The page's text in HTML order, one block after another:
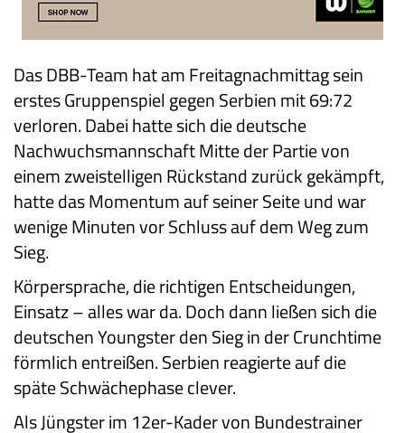
Das DBB-Team hat am Freitagnachmittag sein
erstes Gruppenspiel gegen Serbien mit 69:72
verloren. Dabei hatte sich die deutsche
Nachwuchsmannschaft Mitte der Partie von
einem zweistelligen Rückstand zurück gekämpft,
hatte das Momentum auf seiner Seite und war
wenige Minuten vor Schluss auf dem Weg zum
Sieg.
Körpersprache, die richtigen Entscheidungen,
Einsatz – alles war da. Doch dann ließen sich die
deutschen Youngster den Sieg in der Crunchtime
förmlich entreißen. Serbien reagierte auf die
späte Schwächephase clever.
Als Jüngster im 12er-Kader von Bundestrainer